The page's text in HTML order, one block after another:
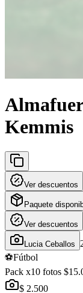
Kemmis
Ver descuentos
Paquete
Ver descuentos
Lucia Ceballos
⚽Fútbol
Pack x10 fotos
$ 2.500